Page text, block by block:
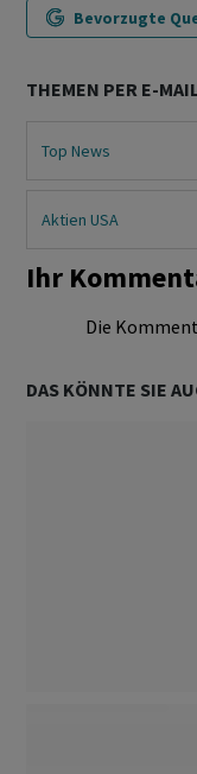
Bevorzugte
THEMEN PER E-
Top News
Aktien USA
Ihr
Die
DAS KÖNNTE SIE